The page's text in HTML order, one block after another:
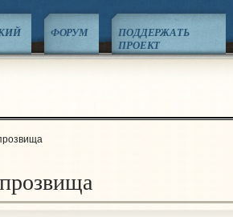
ФОРУМ
ПОДДЕРЖАТЬ
ПРОЕКТ